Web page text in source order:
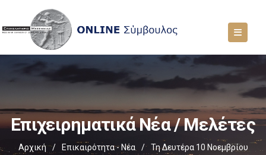
Επιχειρηματικά Νέα / Μελέτες
Αρχική / Επικαιρότητα - Νέα /
Τη Δευτέρα 10 Νοεμβρίου